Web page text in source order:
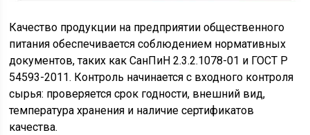
Качество продукции на предприятии общественного
питания обеспечивается соблюдением нормативных
документов, таких как СанПиН 2.3.2.1078-01 и ГОСТ Р
54593-2011. Контроль начинается с входного контроля
сырья: проверяется срок годности, внешний вид,
температура хранения и наличие сертификатов
качества.